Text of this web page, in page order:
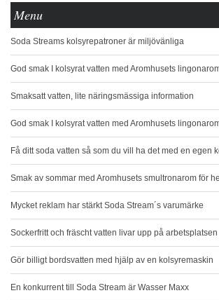
Menu
Soda Streams kolsyrepatroner är miljövänliga
God smak I kolsyrat vatten med Aromhusets
Smaksatt vatten, lite näringsmässiga information
God smak I kolsyrat vatten med Aromhusets
Få ditt soda vatten så som du vill ha det med en egen
Smak av sommar med Aromhusets smultronarom för
Mycket reklam har stärkt Soda Stream´s varumärke
Sockerfritt och fräscht vatten livar upp på arbetsplatsen
Gör billigt bordsvatten med hjälp av en kolsyremaskin
En konkurrent till Soda Stream är Wasser Maxx